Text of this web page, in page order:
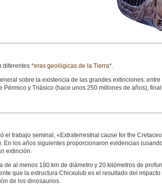
diferentes *eras geológicas de la Tierra*.
sobre la existencia de las grandes extinciones:
y Triásico (hace unos 250 millones de años),
trabajo seminal, «Extraterrestrial cause for the
En los años siguientes proporcionaron evidencias
extinción.
de al menos 180 km de diámetro y 20 kilómetros de
que la estructura Chicxulub es el resultado del
de los dinosaurios.